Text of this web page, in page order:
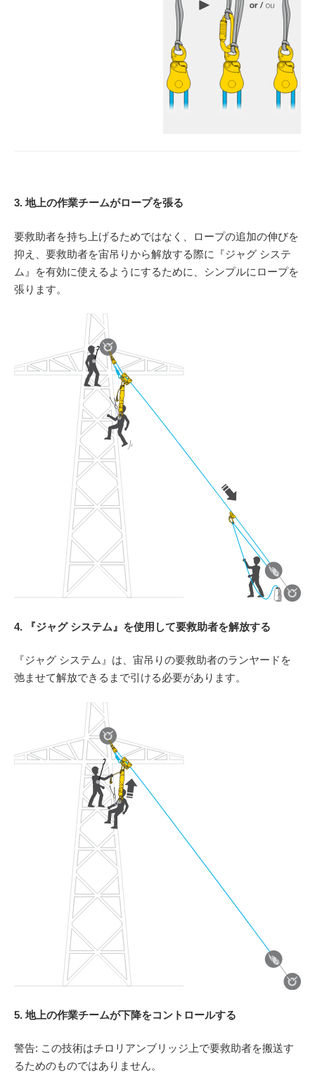
3. 地上の作業チームがロープを張る
要救助者を持ち上げるためではなく、ロープの追加の伸びを
抑え、要救助者を宙吊りから解放する際に『ジャグ システ
ム』を有効に使えるようにするために、シンプルにロープを
張ります。
4. 『ジャグ システム』を使用して要救助者を解放する
『ジャグ システム』は、宙吊りの要救助者のランヤードを
弛ませて解放できるまで引ける必要があります。
5. 地上の作業チームが下降をコントロールする
警告: この技術はチロリアンブリッジ上で要救助者を搬送す
るためのものではありません。